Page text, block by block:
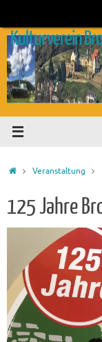
springen
Kulturverein
StartVeranstaltung
125 Jahre